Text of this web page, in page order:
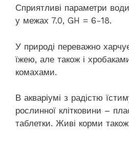
Сприятливі параметри
у межах 7.0, GH = 6-18.
У природі переважно
їжею, але також і
комахами.
В акваріумі з радістю
рослинної клітковини –
таблетки. Живі корми також